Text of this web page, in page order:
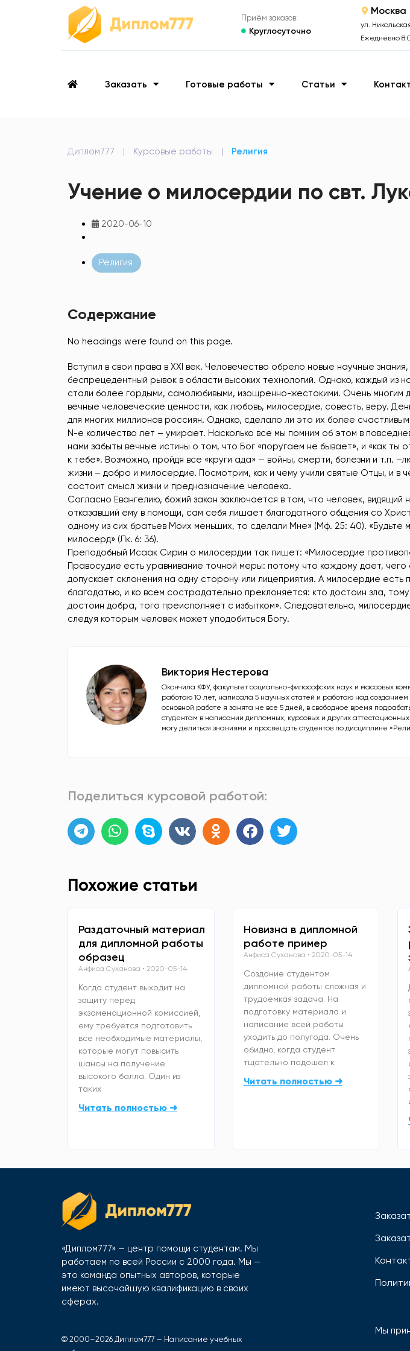
Приём заказов:
Круглосуточно
Москва
ул.
Ежедневно
Заказать Готовые работы Статьи
Диплом777 | Курсовые работы | Религия
Учение о милосердии по свт.
2020-06-10
Религия
Содержание
No headings were found on this page.
Вступил в свои права в XXI век. Человечество обрело новые научные
беспрецедентный рывок в области высоких технологий. Однако, каждый из
стали более гордыми, самолюбивыми, изощренно-жестокими. Очень многим
вечные человеческие ценности, как любовь, милосердие, совесть, веру.
для многих миллионов россиян. Однако, сделало ли это их более
N-е количество лет – умирает. Насколько все мы помним об этом в
нами забыты вечные истины о том, что Бог «поругаем не бывает», и «как ты
к тебе». Возможно, пройдя все «круги ада» — войны, смерти, болезни и т.п.
жизни – добро и милосердие. Посмотрим, как и чему учили святые Отцы, и в
состоит смысл жизни и предназначение человека.
Согласно Евангелию, божий закон заключается в том, что человек,
отказавший ему в помощи, сам себя лишает благодатного общения со
одному из сих братьев Моих меньших, то сделали Мне» (Мф. 25: 40).
милосерд» (Лк. 6: 36).
Преподобный Исаак Сирин о милосердии так пишет: «Милосердие
Правосудие есть уравнивание точной меры: потому что каждому дает, чего
допускает склонения на одну сторону или лицеприятия. А милосердие есть
благодатью, и ко всем сострадательно преклоняется: кто достоин зла,
достоин добра, того преисполняет с избытком». Следовательно,
следуя которым человек может уподобиться Богу.
Виктория Нестерова
Окончила КФУ, факультет социально-философских наук и массовых
работаю 10 лет, написала 5 научных статей и работаю над
основной работе я занята не все 5 дней, в свободное время
студентам в написании дипломных, курсовых и других
могу делиться знаниями и просвещать студентов по дисциплине
Поделиться курсовой работой:
Похожие статьи
Раздаточный материал
для дипломной работы
образец
Анфиса Суханова 2020-05-14
Когда студент выходит на
защиту перед
экзаменационной комиссией,
ему требуется подготовить
все необходимые материалы,
которые могут повысить
шансы на получение
высокого балла. Один из
таких
Читать полностью ➜
Новизна в дипломной
работе пример
Анфиса Суханова 2020-05-14
Создание студентом
дипломной работы сложная и
трудоемкая задача. На
подготовку материала и
написание всей работы
уходить до полугода. Очень
обидно, когда студент
тщательно подошел к
Читать полностью ➜
«Диплом777» — центр помощи студентам. Мы
работаем по всей России с 2000 года. Мы —
это команда опытных авторов, которые
имеют высочайшую квалификацию в своих
сферах.
© 2000–2026 Диплом777 — Написание учебных
Мы